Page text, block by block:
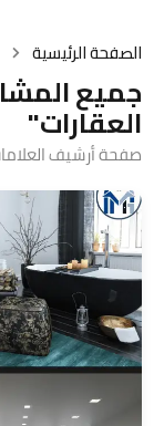
الصفحة الرئيسية
جميع
العقارات"
صفحة أرشيف